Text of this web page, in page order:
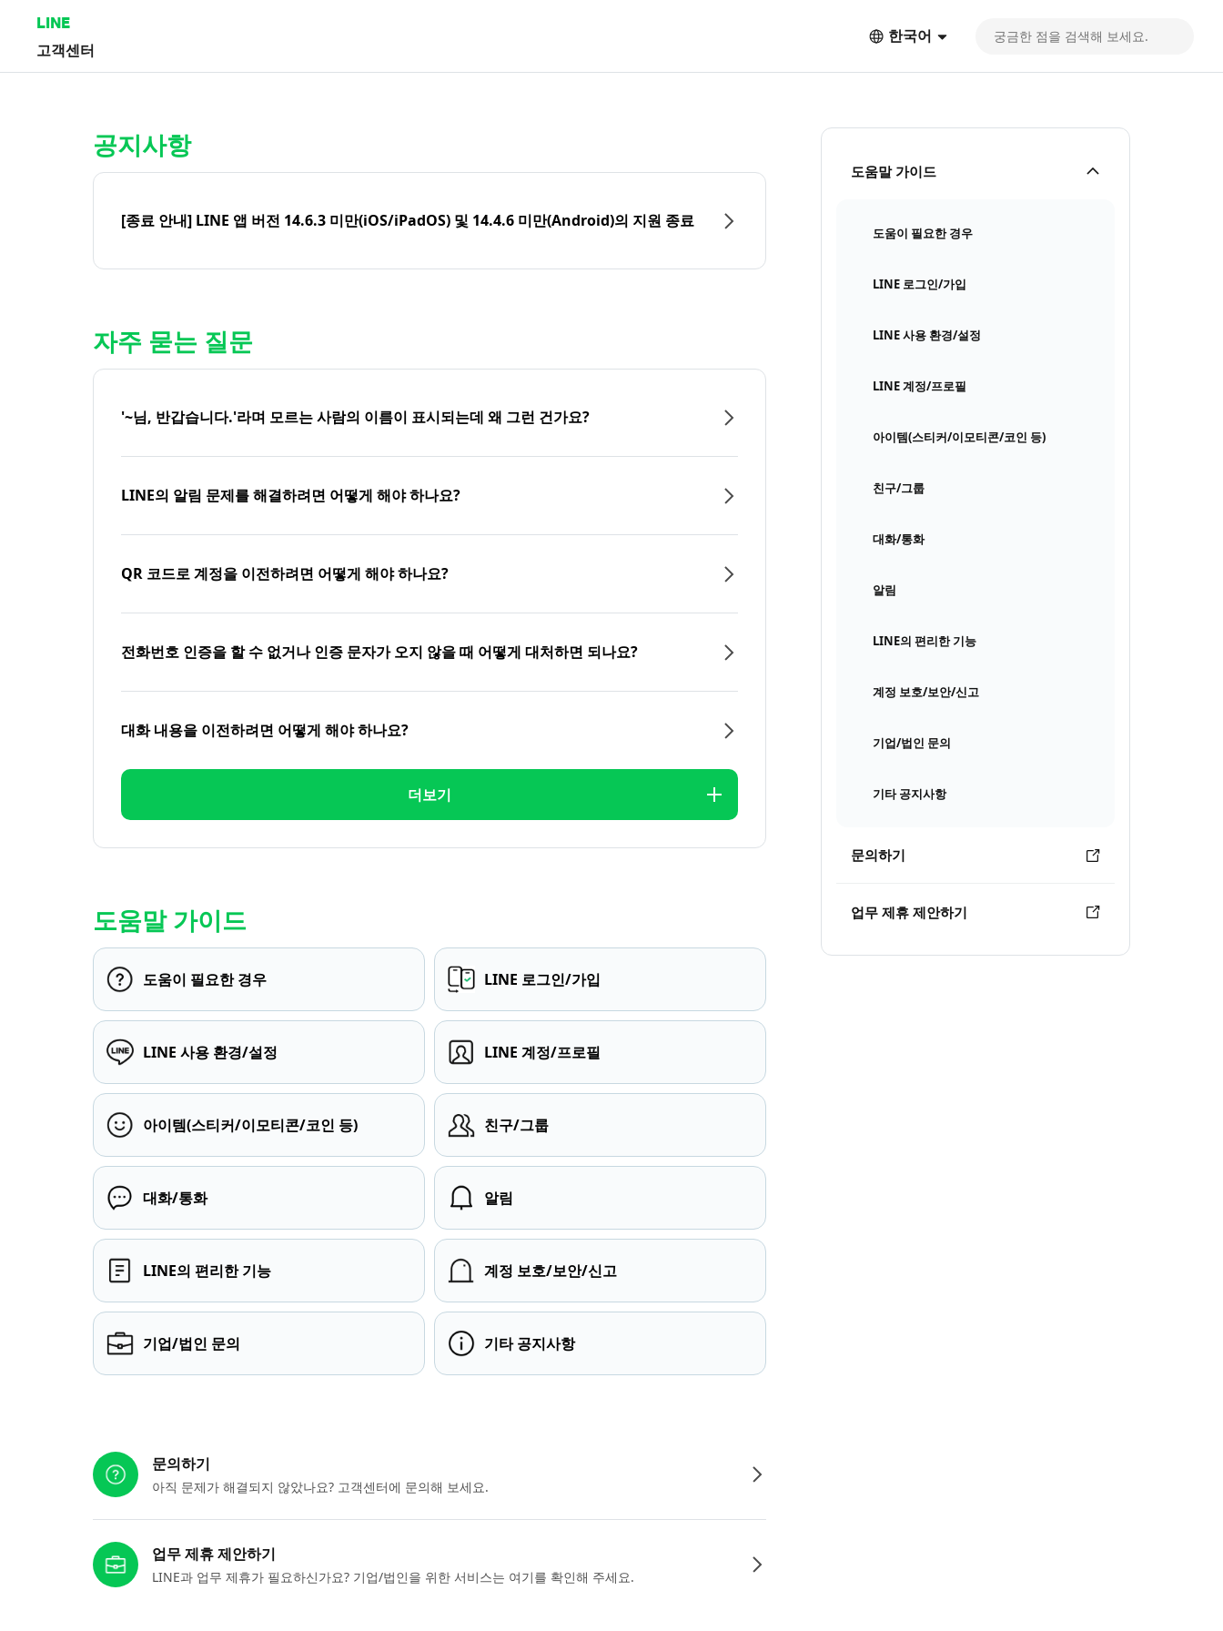
LINE
고객센터
한국어
도움말 가이드
도움이 필요한 경우
LINE 로그인/가입
LINE 사용 환경/설정
LINE 계정/프로필
아이템(스티커/이모티콘/코인 등)
친구/그룹
대화/통화
알림
LINE의 편리한 기능
계정 보호/보안/신고
기업/법인 문의
기타 공지사항
문의하기
업무 제휴 제안하기
공지사항
[종료 안내] LINE 앱 버전 14.6.3 미만(iOS/iPadOS) 및 14.4.6 미만(Android)의 지원 종료
자주 묻는 질문
'~님, 반갑습니다.'라며 모르는 사람의 이름이 표시되는데 왜 그런 건가요?
LINE의 알림 문제를 해결하려면 어떻게 해야 하나요?
QR 코드로 계정을 이전하려면 어떻게 해야 하나요?
전화번호 인증을 할 수 없거나 인증 문자가 오지 않을 때 어떻게 대처하면 되나요?
대화 내용을 이전하려면 어떻게 해야 하나요?
더보기
도움말 가이드
도움이 필요한 경우 LINE 로그인/가입
LINE 사용 환경/설정 LINE 계정/프로필
아이템(스티커/이모티콘/코인 등) 친구/그룹
대화/통화 알림
LINE의 편리한 기능 계정 보호/보안/신고
기업/법인 문의 기타 공지사항
문의하기
아직 문제가 해결되지 않았나요? 고객센터에 문의해 보세요.
업무 제휴 제안하기
LINE과 업무 제휴가 필요하신가요? 기업/법인을 위한 서비스는 여기를 확인해 주세요.